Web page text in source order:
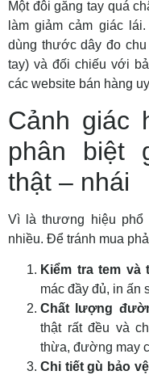
Một đôi găng tay quá
làm giảm cảm giác
dùng thước dây đo
tay) và đối chiếu với
các website bán hàng
Cảnh giác
phân biệt
thật – nhái
Vì là thương hiệu phổ
nhiều. Để tránh mua
Kiểm tra tem và
mác đầy đủ, in ấn
Chất lượng
thật rất đều và
thừa, đường may
Chi tiết gù bảo